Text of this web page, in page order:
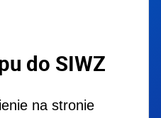
do SIWZ
na stronie